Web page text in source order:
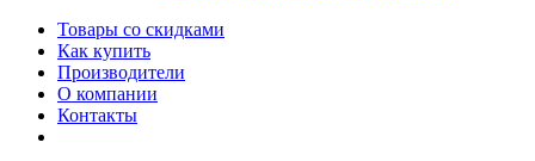
Товары со скидками
Как купить
Производители
О компании
Контакты